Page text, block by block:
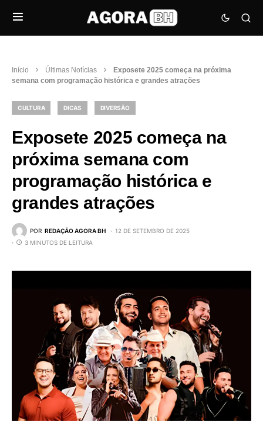
Início Últimas Notícias
Exposete 2025 começa na próxima
semana com programação histórica e grandes atrações
CULTURA DICAS DIVERSÃO
Exposete 2025 começa na
próxima semana com
programação histórica e
grandes atrações
POR REDAÇÃO AGORA BH
12 DE SETEMBRO DE 2025
3 MINUTOS DE LEITURA